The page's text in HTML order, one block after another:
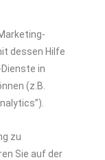
dessen Hilfe
in
(z.B.
zu
Sie auf der